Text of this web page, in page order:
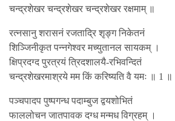
चन्द्रशेखर चन्द्रशेखर चन्द्रशेखर रक्षमाम् ॥
रत्नसानु शरासनं रजताद्रि शृङ्ग निकेतनं
शिञ्जिनीकृत पन्नगेश्वर मच्युतानल सायकम् ।
क्षिप्रदग्द पुरत्रयं त्रिदशालयै-रभिवन्दितं
चन्द्रशेखरमाश्रये मम किं करिष्यति वै यमः ॥ 1 ॥
पञ्चपादप पुष्पगन्ध पदाम्बुज द्वयशोभितं
फाललोचन जातपावक दग्ध मन्मध विग्रहम् ।